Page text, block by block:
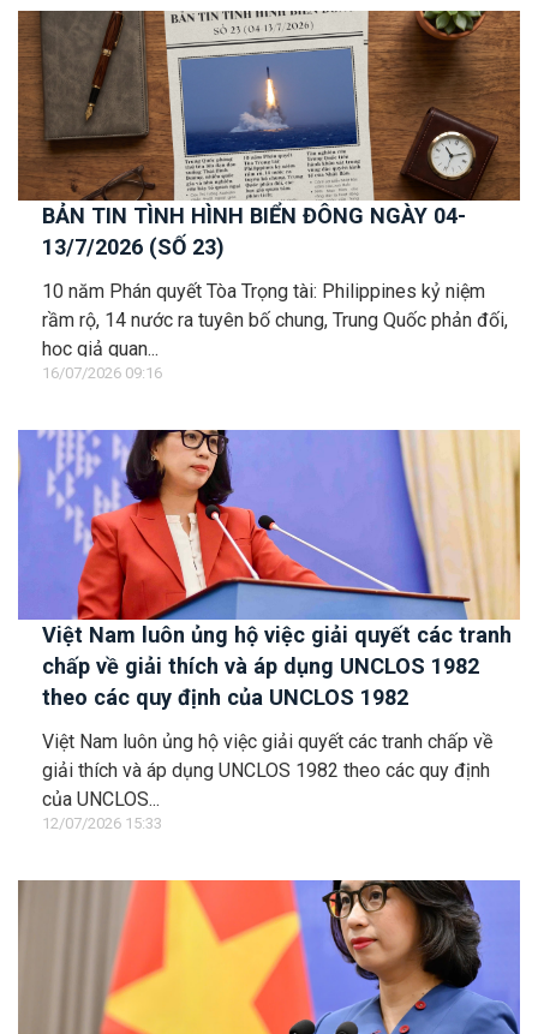
BẢN TIN TÌNH HÌNH BIỂN ĐÔNG NGÀY 04-
13/7/2026 (SỐ 23)
10 năm Phán quyết Tòa Trọng tài: Philippines kỷ niệm
rầm rộ, 14 nước ra tuyên bố chung, Trung Quốc phản đối,
học giả quan...
16/07/2026 09:16
Việt Nam luôn ủng hộ việc giải quyết các tranh
chấp về giải thích và áp dụng UNCLOS 1982
theo các quy định của UNCLOS 1982
Việt Nam luôn ủng hộ việc giải quyết các tranh chấp về
giải thích và áp dụng UNCLOS 1982 theo các quy định
của UNCLOS...
12/07/2026 15:33